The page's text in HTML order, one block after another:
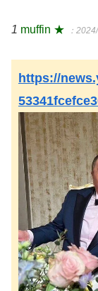
1 muffin ★ ：
https://